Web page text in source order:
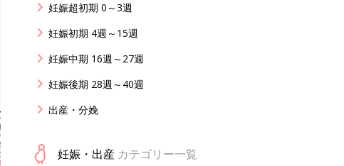
妊娠超初期 0～3週
妊娠初期 4週～15週
妊娠中期 16週～27週
妊娠後期 28週～40週
出産・分娩
妊娠・出産 カテゴリー一覧